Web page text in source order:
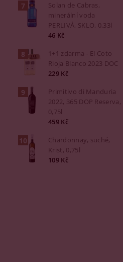
Solan de Cabras,
minerální voda
PERLIVÁ, SKLO, 0,33l
46 Kč
1+1 zdarma - El Coto
Rioja Blanco 2023 DOC
229 Kč
Primitivo di Manduria
2022, 365 DOP Reserva,
0,75l
459 Kč
Chardonnay, suché,
Krist, 0,75l
109 Kč